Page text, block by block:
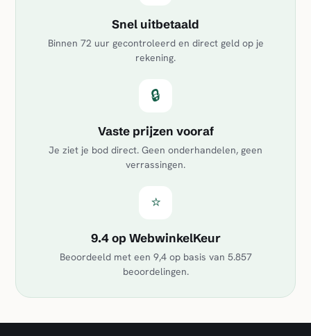
Snel uitbetaald
Binnen 72 uur gecontroleerd en direct geld op je
rekening.
🔒
Vaste prijzen vooraf
Je ziet je bod direct. Geen onderhandelen, geen
verrassingen.
⭐
9.4 op WebwinkelKeur
Beoordeeld met een 9,4op basis van 5.857
beoordelingen.